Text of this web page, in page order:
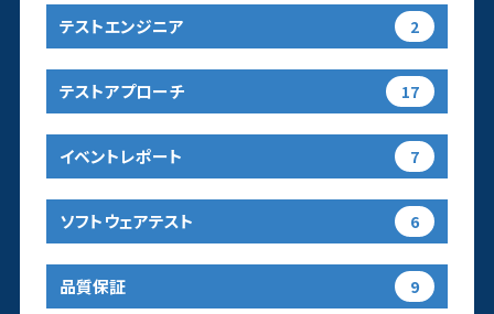
テストエンジニア 2
テストアプローチ 17
イベントレポート 7
ソフトウェアテスト 6
品質保証 9